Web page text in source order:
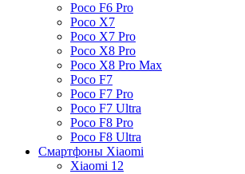
Poco F6 Pro
Poco X7
Poco X7 Pro
Poco X8 Pro
Poco X8 Pro Max
Poco F7
Poco F7 Pro
Poco F7 Ultra
Poco F8 Pro
Poco F8 Ultra
Смартфоны Xiaomi
Xiaomi 12